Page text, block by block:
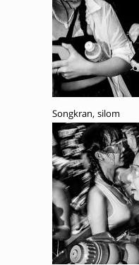
Songkran, silom